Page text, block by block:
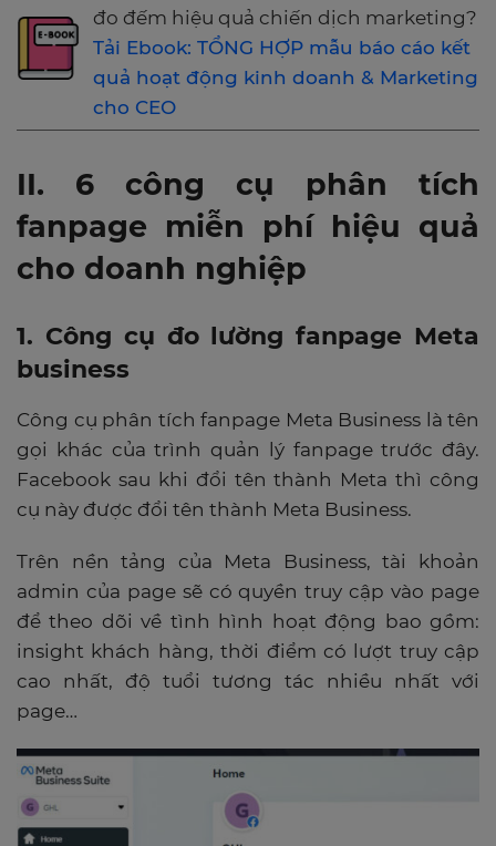
đo đếm hiệu quả chiến dịch marketing?
Tải Ebook: TỔNG HỢP mẫu báo cáo kết
quả hoạt động kinh doanh & Marketing
cho CEO
II. 6 công cụ phân tích
fanpage miễn phí hiệu quả
cho doanh nghiệp
1. Công cụ đo lường fanpage Meta
business
Công cụ phân tích fanpage Meta Business là tên
gọi khác của trình quản lý fanpage trước đây.
Facebook sau khi đổi tên thành Meta thì công
cụ này được đổi tên thành Meta Business.
Trên nền tảng của Meta Business, tài khoản
admin của page sẽ có quyền truy cập vào page
để theo dõi về tình hình hoạt động bao gồm:
insight khách hàng, thời điểm có lượt truy cập
cao nhất, độ tuổi tương tác nhiều nhất với
page…